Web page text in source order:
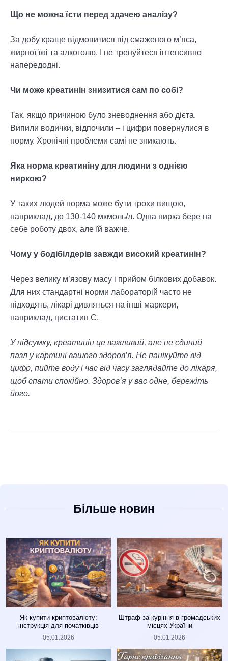
Що не можна їсти перед здачею аналізу?
За добу краще відмовитися від смаженого м’яса,
жирної їжі та алкоголю. І не тренуйтеся інтенсивно
напередодні.
Чи може креатинін знизитися сам по собі?
Так, якщо причиною було зневоднення або дієта.
Випили водички, відпочили – і цифри повернулися в
норму. Хронічні проблеми самі не зникають.
Яка норма креатиніну для людини з однією
ниркою?
У таких людей норма може бути трохи вищою,
наприклад, до 130-140 мкмоль/л. Одна нирка бере на
себе роботу двох, але їй важче.
Чому у бодібілдерів завжди високий креатинін?
Через велику м’язову масу і прийом білкових добавок.
Для них стандартні норми лабораторій часто не
підходять, лікарі дивляться на інші маркери,
наприклад, цистатин С.
У підсумку, креатинін це важливий, але не єдиний
пазл у картині вашого здоров’я. Не панікуйте від
цифр, пийте воду і час від часу заглядайте до лікаря,
щоб спати спокійно. Здоров’я у вас одне, бережіть
його.
Більше новин
Як купити криптовалюту:
інструкція для початківців
05.01.2026
Штраф за куріння в громадських
місцях України
05.01.2026